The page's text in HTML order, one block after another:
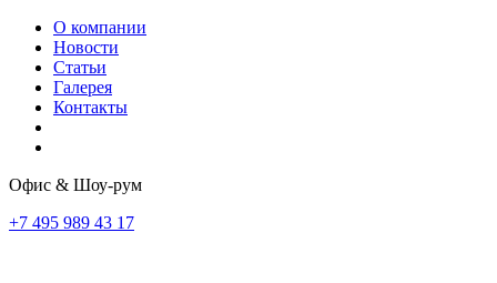
О компании
Новости
Статьи
Галерея
Контакты
Офис & Шоу-рум
+7 495 989 43 17